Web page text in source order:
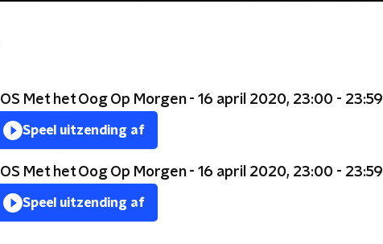
Met het Oog Op Morgen - 16 april 2020, 23:00 - 23:59
Speel uitzending af
Met het Oog Op Morgen - 16 april 2020, 23:00 - 23:59
Speel uitzending af